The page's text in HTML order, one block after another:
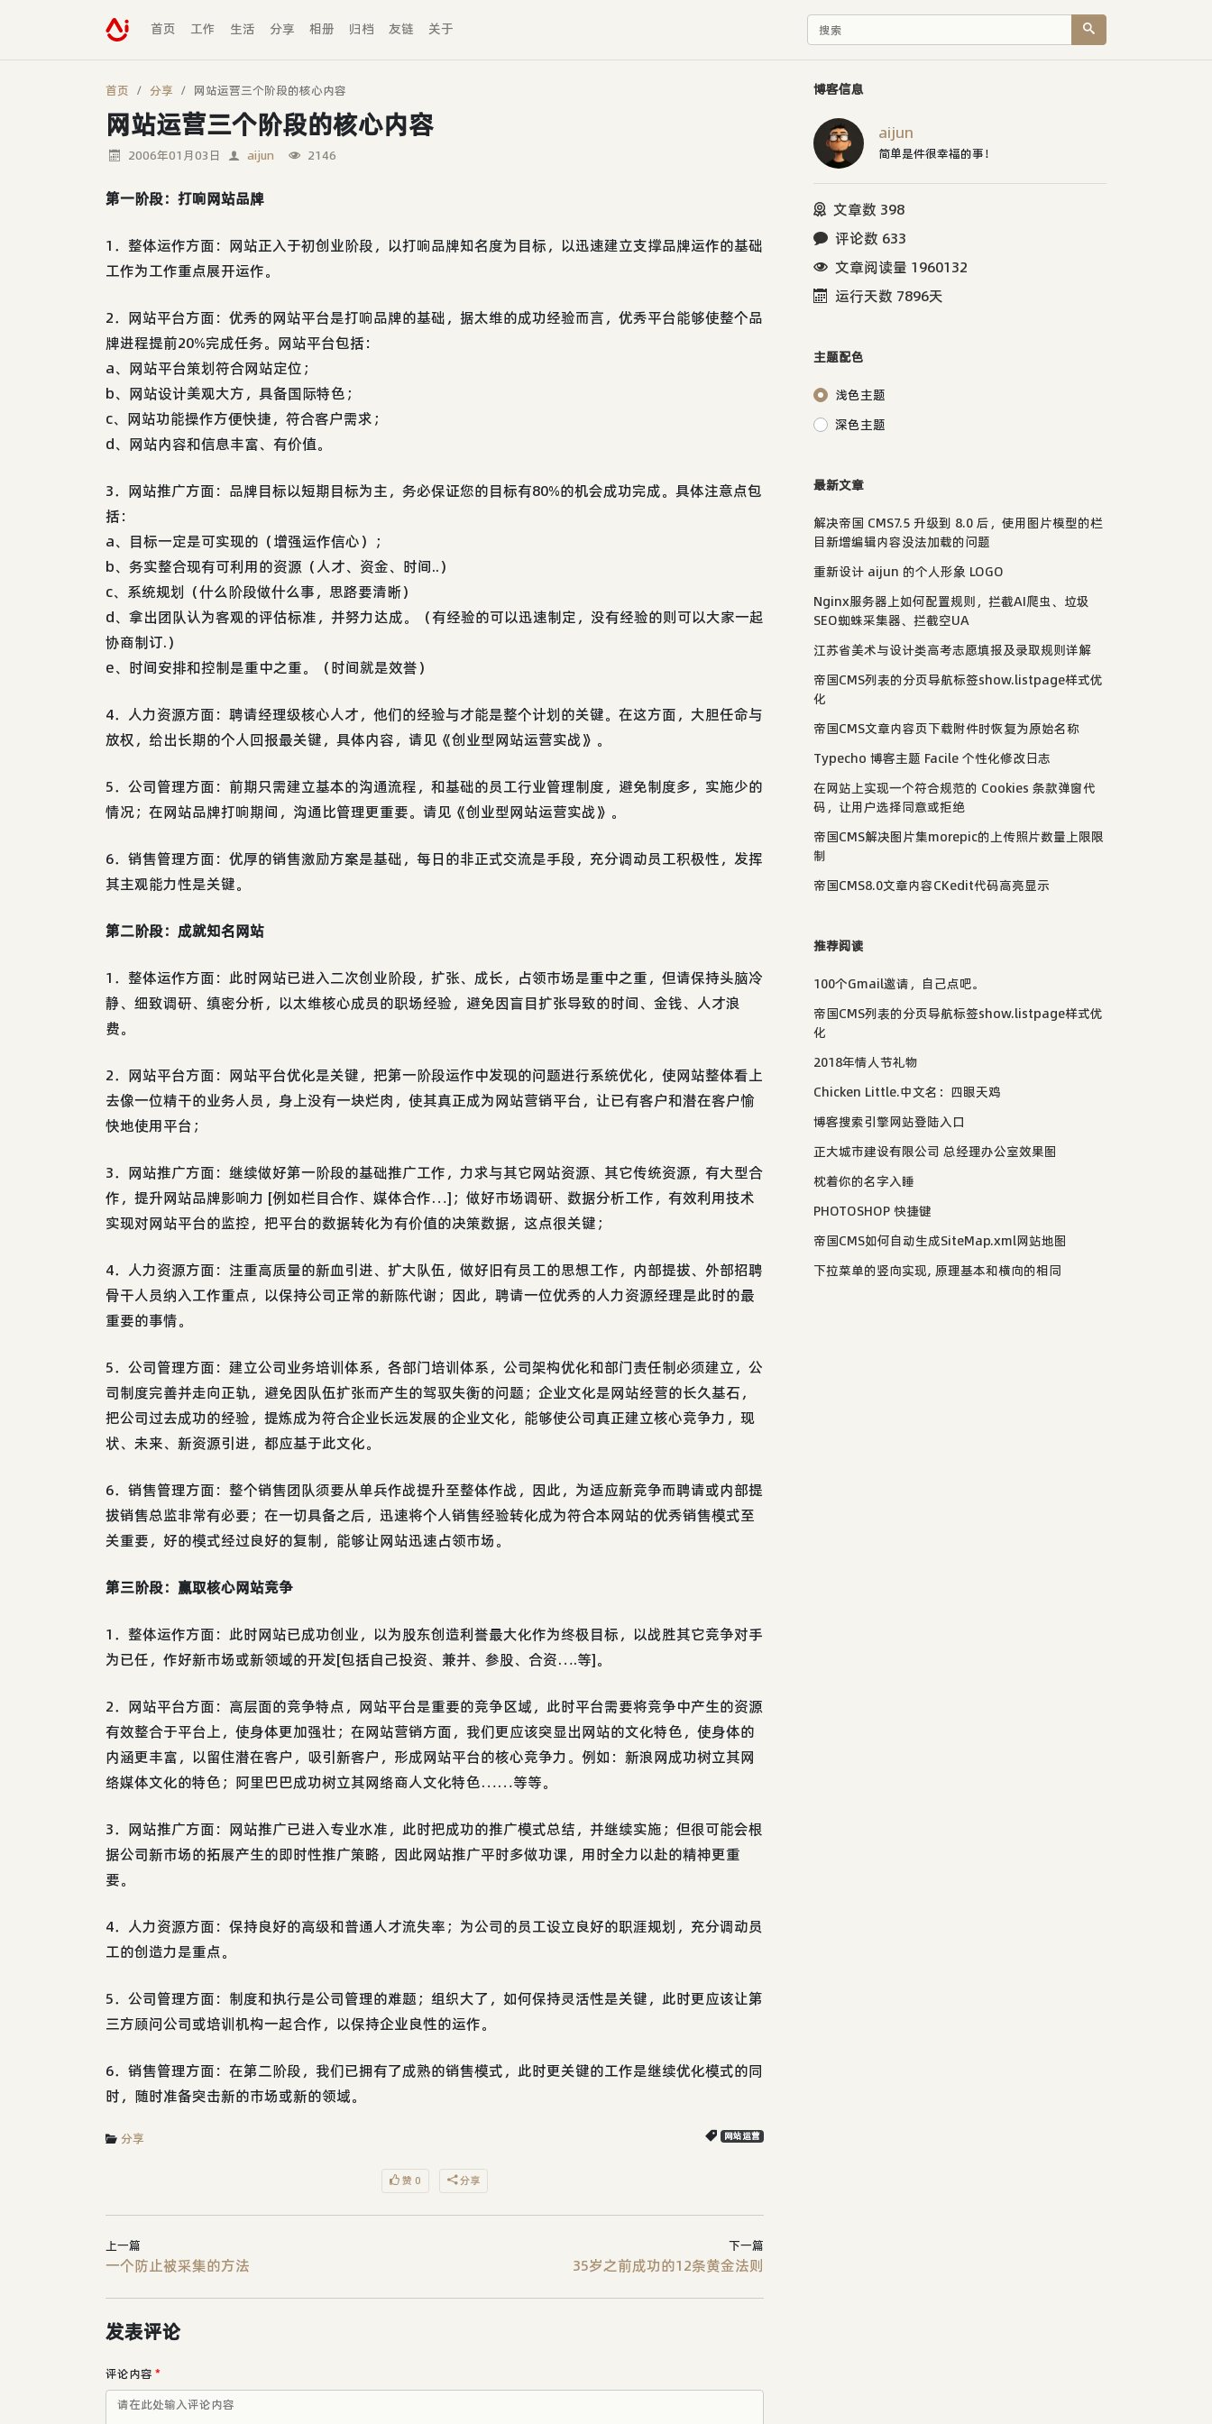
首页 工作 生活 分享 相册 归档 友链 关于
首页 分享 网站运营三个阶段的核心内容
网站运营三个阶段的核心内容
2006年01月03日 aijun 2146
第一阶段：打响网站品牌
1．整体运作方面：网站正入于初创业阶段，以打响品牌知名度为目标，以迅速建立支撑品牌运作的基础
工作为工作重点展开运作。
2．网站平台方面：优秀的网站平台是打响品牌的基础，据太维的成功经验而言，优秀平台能够使整个品
牌进程提前20%完成任务。网站平台包括：
a、网站平台策划符合网站定位；
b、网站设计美观大方，具备国际特色；
c、网站功能操作方便快捷，符合客户需求；
d、网站内容和信息丰富、有价值。
3．网站推广方面：品牌目标以短期目标为主，务必保证您的目标有80%的机会成功完成。具体注意点包
括：
a、目标一定是可实现的（增强运作信心）；
b、务实整合现有可利用的资源（人才、资金、时间..）
c、系统规划（什么阶段做什么事，思路要清晰）
d、拿出团队认为客观的评估标准，并努力达成。（有经验的可以迅速制定，没有经验的则可以大家一起
协商制订.）
e、时间安排和控制是重中之重。（时间就是效誉）
4．人力资源方面：聘请经理级核心人才，他们的经验与才能是整个计划的关键。在这方面，大胆任命与
放权，给出长期的个人回报最关键，具体内容，请见《创业型网站运营实战》。
5．公司管理方面：前期只需建立基本的沟通流程，和基础的员工行业管理制度，避免制度多，实施少的
情况；在网站品牌打响期间，沟通比管理更重要。请见《创业型网站运营实战》。
6．销售管理方面：优厚的销售激励方案是基础，每日的非正式交流是手段，充分调动员工积极性，发挥
其主观能力性是关键。
第二阶段：成就知名网站
1．整体运作方面：此时网站已进入二次创业阶段，扩张、成长，占领市场是重中之重，但请保持头脑冷
静、细致调研、缜密分析，以太维核心成员的职场经验，避免因盲目扩张导致的时间、金钱、人才浪
费。
2．网站平台方面：网站平台优化是关键，把第一阶段运作中发现的问题进行系统优化，使网站整体看上
去像一位精干的业务人员，身上没有一块烂肉，使其真正成为网站营销平台，让已有客户和潜在客户愉
快地使用平台；
3．网站推广方面：继续做好第一阶段的基础推广工作，力求与其它网站资源、其它传统资源，有大型合
作，提升网站品牌影响力 [例如栏目合作、媒体合作…]；做好市场调研、数据分析工作，有效利用技术
实现对网站平台的监控，把平台的数据转化为有价值的决策数据，这点很关键；
4．人力资源方面：注重高质量的新血引进、扩大队伍，做好旧有员工的思想工作，内部提拔、外部招聘
骨干人员纳入工作重点，以保持公司正常的新陈代谢；因此，聘请一位优秀的人力资源经理是此时的最
重要的事情。
5．公司管理方面：建立公司业务培训体系，各部门培训体系，公司架构优化和部门责任制必须建立，公
司制度完善并走向正轨，避免因队伍扩张而产生的驾驭失衡的问题；企业文化是网站经营的长久基石，
把公司过去成功的经验，提炼成为符合企业长远发展的企业文化，能够使公司真正建立核心竞争力，现
状、未来、新资源引进，都应基于此文化。
6．销售管理方面：整个销售团队须要从单兵作战提升至整体作战，因此，为适应新竞争而聘请或内部提
拔销售总监非常有必要；在一切具备之后，迅速将个人销售经验转化成为符合本网站的优秀销售模式至
关重要，好的模式经过良好的复制，能够让网站迅速占领市场。
第三阶段：赢取核心网站竞争
1．整体运作方面：此时网站已成功创业，以为股东创造利誉最大化作为终极目标，以战胜其它竞争对手
为已任，作好新市场或新领域的开发[包括自己投资、兼并、参股、合资….等]。
2．网站平台方面：高层面的竞争特点，网站平台是重要的竞争区域，此时平台需要将竞争中产生的资源
有效整合于平台上，使身体更加强壮；在网站营销方面，我们更应该突显出网站的文化特色，使身体的
内涵更丰富，以留住潜在客户，吸引新客户，形成网站平台的核心竞争力。例如：新浪网成功树立其网
络媒体文化的特色；阿里巴巴成功树立其网络商人文化特色……等等。
3．网站推广方面：网站推广已进入专业水准，此时把成功的推广模式总结，并继续实施；但很可能会根
据公司新市场的拓展产生的即时性推广策略，因此网站推广平时多做功课，用时全力以赴的精神更重
要。
4．人力资源方面：保持良好的高级和普通人才流失率；为公司的员工设立良好的职涯规划，充分调动员
工的创造力是重点。
5．公司管理方面：制度和执行是公司管理的难题；组织大了，如何保持灵活性是关键，此时更应该让第
三方顾问公司或培训机构一起合作，以保持企业良性的运作。
6．销售管理方面：在第二阶段，我们已拥有了成熟的销售模式，此时更关键的工作是继续优化模式的同
时，随时准备突击新的市场或新的领域。
分享 网站运营
赞 0 分享
上一篇
一个防止被采集的方法
下一篇
35岁之前成功的12条黄金法则
发表评论
评论内容 *
博客信息
aijun
简单是件很幸福的事！
文章数 398
评论数 633
文章阅读量 1960132
运行天数 7896天
主题配色
浅色主题
深色主题
最新文章
解决帝国 CMS7.5 升级到 8.0 后，使用图片模型的栏
目新增编辑内容没法加载的问题
重新设计 aijun 的个人形象 LOGO
Nginx服务器上如何配置规则，拦截AI爬虫、垃圾
SEO蜘蛛采集器、拦截空UA
江苏省美术与设计类高考志愿填报及录取规则详解
帝国CMS列表的分页导航标签show.listpage样式优
化
帝国CMS文章内容页下载附件时恢复为原始名称
Typecho 博客主题 Facile 个性化修改日志
在网站上实现一个符合规范的 Cookies 条款弹窗代
码，让用户选择同意或拒绝
帝国CMS解决图片集morepic的上传照片数量上限限
制
帝国CMS8.0文章内容CKedit代码高亮显示
推荐阅读
100个Gmail邀请，自己点吧。
帝国CMS列表的分页导航标签show.listpage样式优
化
2018年情人节礼物
Chicken Little.中文名：四眼天鸡
博客搜索引擎网站登陆入口
正大城市建设有限公司 总经理办公室效果图
枕着你的名字入睡
PHOTOSHOP 快捷键
帝国CMS如何自动生成SiteMap.xml网站地图
下拉菜单的竖向实现, 原理基本和横向的相同